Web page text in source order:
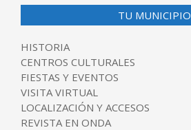
TU MUNICIPIO
HISTORIA
CENTROS CULTURALES
FIESTAS Y EVENTOS
VISITA VIRTUAL
LOCALIZACIÓN Y ACCESOS
REVISTA EN ONDA